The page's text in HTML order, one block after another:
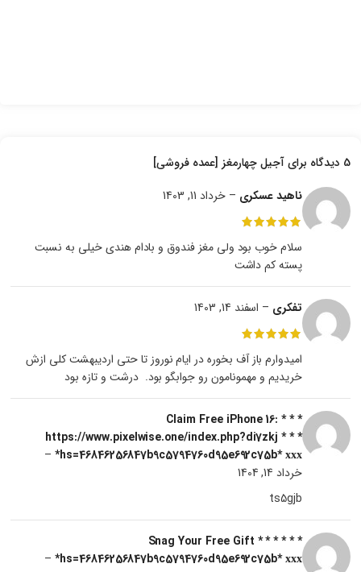
5 دیدگاه برای
آجیل چهارمغز [عمده فروشی]
ناهید عسکری – خرداد 11, 1403
سلام خوب بود ولی مغز فندوق و بادام هندی خیلی به نسبت
پسته کم داشت
تفکری – اسفند 14, 1403
امیدوارم باز آف بخوره در ایام نوروز تا حتی اردیبهشت کلی ازش
خریدیم و مهمونامون رو جوابگو بود. درشت و تازه بود
* * * Claim Free iPhone 16:
https://www.pixelwise.one/index.php?di7zkj * * *
hs=46846256847b9c5794760d95e692c75b* ххх*
–
خرداد 14, 1404
ts5gjb
* * * Snag Your Free Gift * * *
hs=46846256847b9c5794760d95e692c75b* ххх*
–